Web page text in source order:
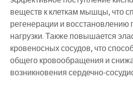
веществ к клеткам мышцы, что
регенерации и восстановлению
нагрузки. Также повышается
кровеносных сосудов, что
общего кровообращения и
возникновения сердечно-